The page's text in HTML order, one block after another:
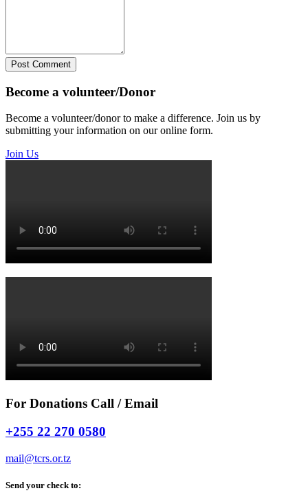
Post Comment
Become a volunteer/Donor
Become a volunteer/donor to make a difference. Join us by
submitting your information on our online form.
Join Us
For Donations Call / Email
+255 22 270 0580
mail@tcrs.or.tz
Send your check to: